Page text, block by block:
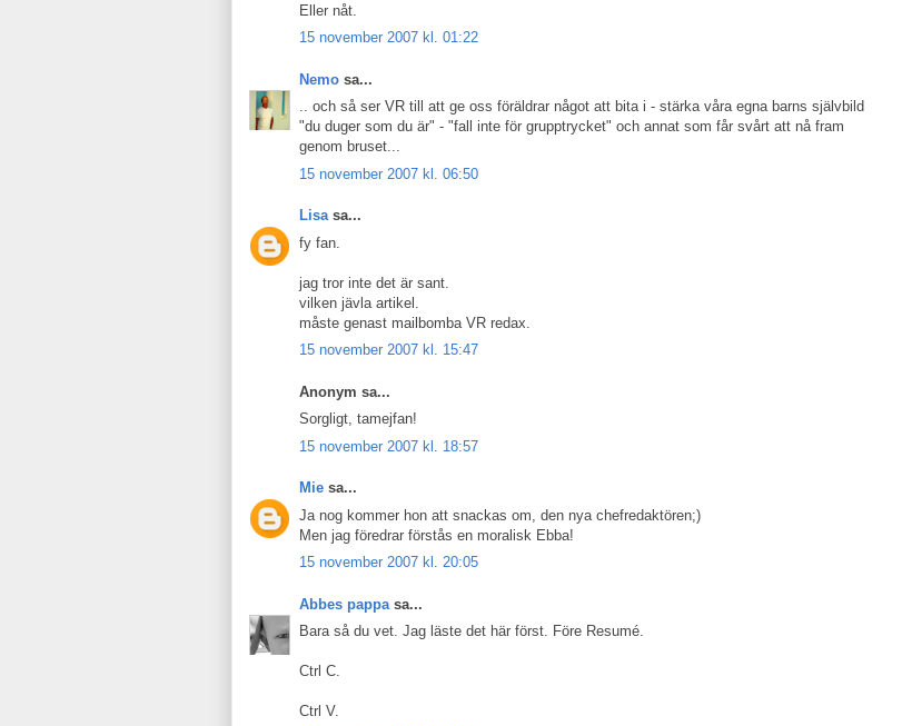
Eller nåt.
15 november 2007 kl. 01:22
Nemo sa...
.. och så ser VR till att ge oss föräldrar något att bita i - stärka våra egna barns självbild
"du duger som du är" - "fall inte för grupptrycket" och annat som får svårt att nå fram
genom bruset...
15 november 2007 kl. 06:50
Lisasa...
fy fan.
jag tror inte det är sant.
vilken jävla artikel.
måste genast mailbomba VR redax.
15 november 2007 kl. 15:47
Anonym sa...
Sorgligt, tamejfan!
15 november 2007 kl. 18:57
Mie sa...
Ja nog kommer hon att snackas om, den nya chefredaktören;)
Men jag föredrar förstås en moralisk Ebba!
15 november 2007 kl. 20:05
Abbes pappa sa...
Bara så du vet. Jag läste det här först. Före Resumé.
Ctrl C.
Ctrl V.